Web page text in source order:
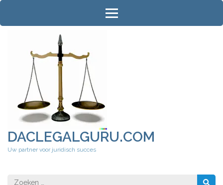
Ga
inhoud
DACLEGALGURU.COM
Uw partner voor juridisch succes
Zoeken